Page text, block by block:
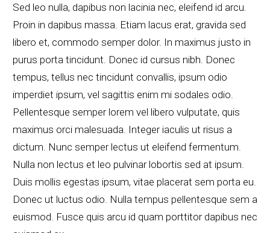
Sed leo nulla, dapibus non lacinia nec, eleifend id arcu.
Proin in dapibus massa. Etiam lacus erat, gravida sed
libero et, commodo semper dolor. In maximus justo in
purus porta tincidunt. Donec id cursus nibh. Donec
tempus, tellus nec tincidunt convallis, ipsum odio
imperdiet ipsum, vel sagittis enim mi sodales odio.
Pellentesque semper lorem vel libero vulputate, quis
maximus orci malesuada. Integer iaculis ut risus a
dictum. Nunc semper lectus ut eleifend fermentum.
Nulla non lectus et leo pulvinar lobortis sed at ipsum.
Duis mollis egestas ipsum, vitae placerat sem porta eu.
Donec ut luctus odio. Nulla tempus pellentesque sem a
euismod. Fusce quis arcu id quam porttitor dapibus nec